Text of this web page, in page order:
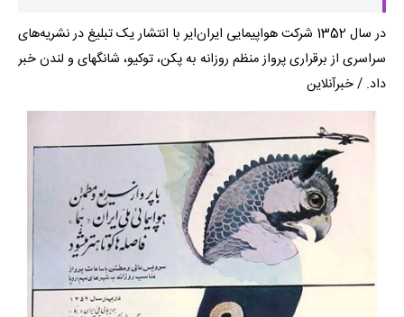
در سال 1352 شرکت هواپیمایی ایران‌ایر با انتشار یک تبلیغ در نشریه‌های
سراسری از برقراری پرواز منظم روزانه به پکن، توکیو، شانگهای و لندن خبر
داد. / خبرآنلاین